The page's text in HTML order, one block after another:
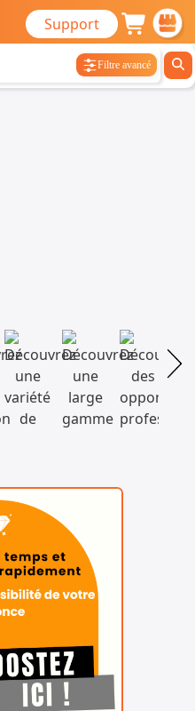
Support
Filtre avancé